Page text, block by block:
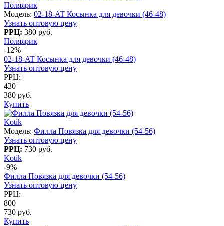
Поляярик
Модель: 02-18-AT Косынка для девочки (46-48)
Узнать оптовую цену
РРЦ: 380 руб.
Поляярик
-12%
02-18-AT Косынка для девочки (46-48)
Узнать оптовую цену
РРЦ:
430
380 руб.
Купить
Kotik
Модель: Филла Повязка для девочки (54-56)
Узнать оптовую цену
РРЦ: 730 руб.
Kotik
-9%
Филла Повязка для девочки (54-56)
Узнать оптовую цену
РРЦ:
800
730 руб.
Купить